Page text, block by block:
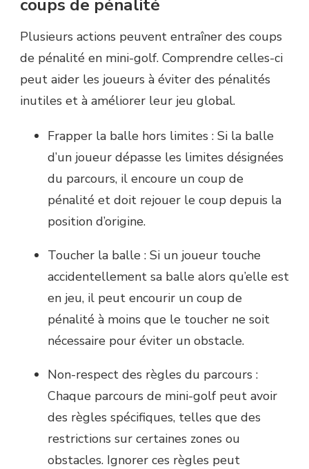
coups de pénalité
Plusieurs actions peuvent entraîner des coups
de pénalité en mini-golf. Comprendre celles-ci
peut aider les joueurs à éviter des pénalités
inutiles et à améliorer leur jeu global.
Frapper la balle hors limites : Si la balle
d’un joueur dépasse les limites désignées
du parcours, il encoure un coup de
pénalité et doit rejouer le coup depuis la
position d’origine.
Toucher la balle : Si un joueur touche
accidentellement sa balle alors qu’elle est
en jeu, il peut encourir un coup de
pénalité à moins que le toucher ne soit
nécessaire pour éviter un obstacle.
Non-respect des règles du parcours :
Chaque parcours de mini-golf peut avoir
des règles spécifiques, telles que des
restrictions sur certaines zones ou
obstacles. Ignorer ces règles peut